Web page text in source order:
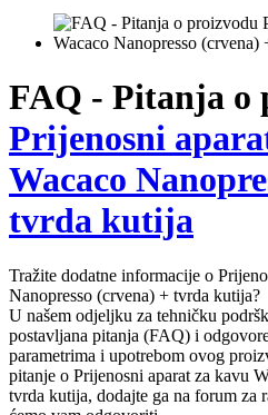
FAQ - Pitanja o
Prijenosni
Wacaco
tvrda kutija
Tražite dodatne informacije o
Nanopresso (crvena) + tvrda kutija?
U našem odjeljku za tehničku
postavljana pitanja (FAQ) i
parametrima i upotrebom ovog
pitanje o Prijenosni aparat za kavu
tvrda kutija, dodajte ga na forum za